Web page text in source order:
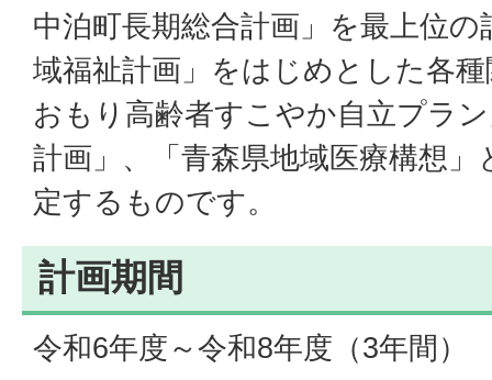
中泊町長期総合計画」を最上位
域福祉計画」をはじめとした各
おもり高齢者すこやか自立プラ
計画」、「青森県地域医療構想
定するものです。
計画期間
令和6年度～令和8年度（3年間）